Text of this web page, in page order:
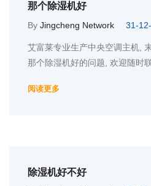
那个除湿机好
By Jingcheng Network 31-
艾富莱专业生产中央空调主机,
那个除湿机好的问题, 欢迎随时
阅读更多
除湿机好不好